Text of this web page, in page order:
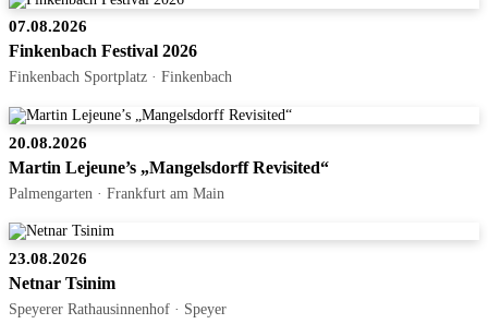
07.08.2026
Finkenbach Festival 2026
Finkenbach Sportplatz · Finkenbach
20.08.2026
Martin Lejeune’s „Mangelsdorff Revisited“
Palmengarten · Frankfurt am Main
23.08.2026
Netnar Tsinim
Speyerer Rathausinnenhof · Speyer